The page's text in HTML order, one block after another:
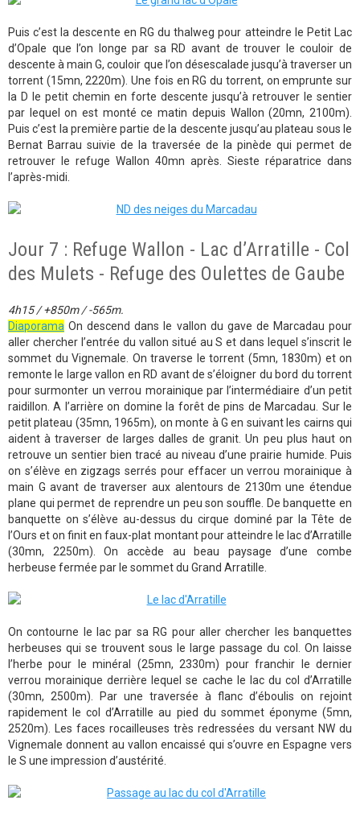
Puis c’est la descente en RG du thalweg pour atteindre le Petit Lac
d’Opale que l’on longe par sa RD avant de trouver le couloir de
descente à main G, couloir que l’on désescalade jusqu’à traverser un
torrent (15mn, 2220m). Une fois en RG du torrent, on emprunte sur
la D le petit chemin en forte descente jusqu’à retrouver le sentier
par lequel on est monté ce matin depuis Wallon (20mn, 2100m).
Puis c’est la première partie de la descente jusqu’au plateau sous le
Bernat Barrau suivie de la traversée de la pinède qui permet de
retrouver le refuge Wallon 40mn après. Sieste réparatrice dans
l’après-midi.
Jour 7 : Refuge Wallon - Lac d’Arratille - Col
des Mulets - Refuge des Oulettes de Gaube
4h15 / +850m / -565m.
Diaporama On descend dans le vallon du gave de Marcadau pour
aller chercher l’entrée du vallon situé au S et dans lequel s’inscrit le
sommet du Vignemale. On traverse le torrent (5mn, 1830m) et on
remonte le large vallon en RD avant de s’éloigner du bord du torrent
pour surmonter un verrou morainique par l’intermédiaire d’un petit
raidillon. A l’arrière on domine la forêt de pins de Marcadau. Sur le
petit plateau (35mn, 1965m), on monte à G en suivant les cairns qui
aident à traverser de larges dalles de granit. Un peu plus haut on
retrouve un sentier bien tracé au niveau d’une prairie humide. Puis
on s’élève en zigzags serrés pour effacer un verrou morainique à
main G avant de traverser aux alentours de 2130m une étendue
plane qui permet de reprendre un peu son souffle. De banquette en
banquette on s’élève au-dessus du cirque dominé par la Tête de
l’Ours et on finit en faux-plat montant pour atteindre le lac d’Arratille
(30mn, 2250m). On accède au beau paysage d’une combe
herbeuse fermée par le sommet du Grand Arratille.
On contourne le lac par sa RG pour aller chercher les banquettes
herbeuses qui se trouvent sous le large passage du col. On laisse
l’herbe pour le minéral (25mn, 2330m) pour franchir le dernier
verrou morainique derrière lequel se cache le lac du col d’Arratille
(30mn, 2500m). Par une traversée à flanc d’éboulis on rejoint
rapidement le col d’Arratille au pied du sommet éponyme (5mn,
2520m). Les faces rocailleuses très redressées du versant NW du
Vignemale donnent au vallon encaissé qui s’ouvre en Espagne vers
le S une impression d’austérité.